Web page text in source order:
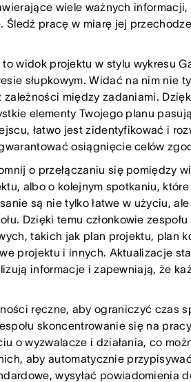
wiele ważnych informacji,
Śledź pracę w miarę jej
widok projektu w stylu wykresu
słupkowym. Widać na nim nie
między zadaniami.
elementy Twojego planu
łatwo jest zidentyfikować i
osiągnięcie celów
o przełączaniu się pomiędzy
albo o kolejnym spotkaniu,
są nie tylko łatwe w użyciu,
Dzięki temu członkowie
takich jak plan projektu, plan
projektu i innych. Aktualizacje
informacje i zapewniają, że
ręczne, aby ograniczyć czas
skoncentrowanie się na
o wyzwalacze i działania, co
aby automatycznie
wysyłać powiadomienia